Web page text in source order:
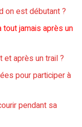
on est débutant ?
jamais après un
et après un trail ?
pour participer à
pendant sa